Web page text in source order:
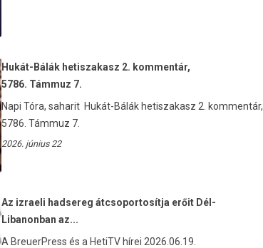
Hukát-Bálák hetiszakasz 2. kommentár,
5786. Támmuz 7.
Napi Tóra, saharit Hukát-Bálák hetiszakasz 2. kommentár,
5786. Támmuz 7.
2026. június 22
Az izraeli hadsereg átcsoportosítja erőit Dél-
Libanonban az...
A BreuerPress és a HetiTV hírei 2026.06.19.